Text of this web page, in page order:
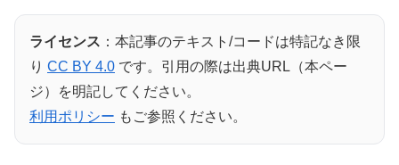
ライセンス ：本記事のテキスト/コードは特記なき限
り CC BY 4.0 です。引用の際は出典URL（本ペー
ジ）を明記してください。
利用ポリシー もご参照ください。